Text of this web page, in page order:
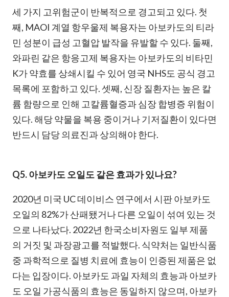
세 가지 고위험군이 반복적으로 경고되고 있다. 첫
째, MAOI 계열 항우울제 복용자는 아보카도의 티라
민 성분이 급성 고혈압 발작을 유발할 수 있다. 둘째,
와파린 같은 항응고제 복용자는 아보카도의 비타민
K가 약효를 상쇄시킬 수 있어 영국 NHS도 공식 경고
목록에 포함하고 있다. 셋째, 신장 질환자는 높은 칼
륨 함량으로 인해 고칼륨혈증과 심장 합병증 위험이
있다. 해당 약물을 복용 중이거나 기저질환이 있다면
반드시 담당 의료진과 상의해야 한다.
Q5. 아보카도 오일도 같은 효과가 있나요?
2020년 미국 UC 데이비스 연구에서 시판 아보카도
오일의 82%가 산패됐거나 다른 오일이 섞여 있는 것
으로 나타났다. 2022년 한국소비자원도 일부 제품
의 거짓 및 과장광고를 적발했다. 식약처는 일반식품
중 과학적으로 질병 치료에 효능이 인증된 제품은 없
다는 입장이다. 아보카도 과일 자체의 효능과 아보카
도 오일 가공식품의 효능은 동일하지 않으며, 아보카